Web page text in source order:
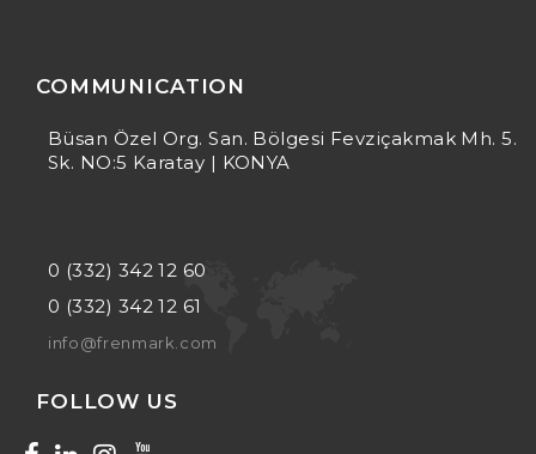
COMMUNICATION
Büsan Özel Org. San. Bölgesi Fevziçakmak Mh. 5.
Sk. NO:5 Karatay | KONYA
0 (332) 342 12 60
0 (332) 342 12 61
info@frenmark.com
FOLLOW US